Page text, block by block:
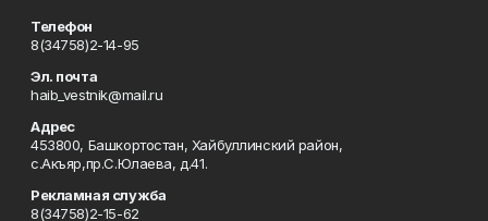
Телефон
8(34758)2-14-95
Эл. почта
haib_vestnik@mail.ru
Адрес
453800, Башкортостан, Хайбуллинский район,
с.Акъяр,пр.С.Юлаева, д.41.
Рекламная служба
8(34758)2-15-62